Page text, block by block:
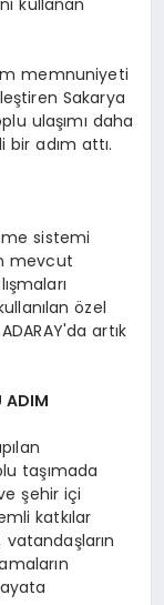
memnuniyeti
Sakarya
ulaşımı daha
bir adım attı.
sistemi
mevcut
özel
artık
ADIM
taşımada
şehir içi
katkılar
vatandaşların